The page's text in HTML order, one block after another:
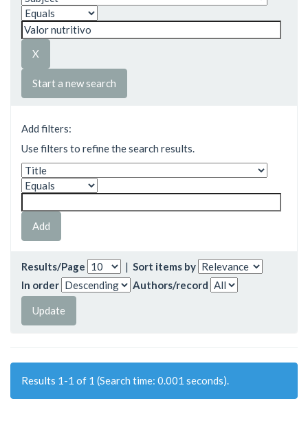
Start a new search
Add filters:
Use filters to refine the search results.
Results/Page | Sort items by
In order
Authors/record
Results 1-1 of 1 (Search time: 0.001 seconds).